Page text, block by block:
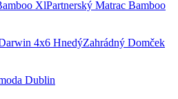
Partnerský Matrac Bamboo
Zahrádný Domček
Dublin